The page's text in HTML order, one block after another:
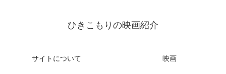
ひきこもりの映画紹介
サイトについて 映画